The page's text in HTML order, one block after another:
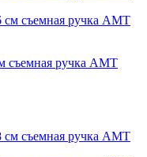
съемная ручка AMT